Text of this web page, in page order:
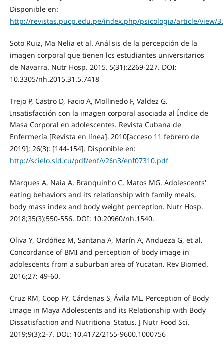
Disponible en:
http://revistas.pucp.edu.pe/index.php/psicologia/article/view/
Soto Ruiz, Ma Nelia et al. Análisis de la percepción de la
imagen corporal que tienen los estudiantes universitarios
de Navarra. Nutr Hosp. 2015. 5(31):2269-227. DOI:
10.3305/nh.2015.31.5.7418
Trejo P, Castro D, Facio A, Mollinedo F, Valdez G.
Insatisfacción con la imagen corporal asociada al Índice de
Masa Corporal en adolescentes. Revista Cubana de
Enfermería [Revista en línea]. 2010[acceso 11 febrero de
2019]; 26(3): [144-154]. Disponible en:
http://scielo.sld.cu/pdf/enf/v26n3/enf07310.pdf
Marques A, Naia A, Branquinho C, Matos MG. Adolescents'
eating behaviors and its relationship with family meals,
body mass index and body weight perception. Nutr Hosp.
2018;35(3):550-556. DOI: 10.20960/nh.1540.
Oliva Y, Ordóñez M, Santana A, Marín A, Andueza G, et al.
Concordance of BMI and perception of body image in
adolescents from a suburban area of Yucatan. Rev Biomed.
2016;27: 49-60.
Cruz RM, Coop FY, Cárdenas S, Ávila ML. Perception of Body
Image in Maya Adolescents and its Relationship with Body
Dissatisfaction and Nutritional Status. J Nutr Food Sci.
2019;9(3):2-7. DOI: 10.4172/2155-9600.1000756